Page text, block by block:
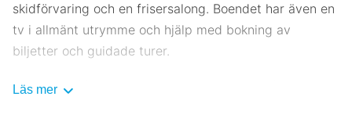
skidförvaring och en frisersalong. Boendet har även en
tv i allmänt utrymme och hjälp med bokning av
biljetter och guidade turer.
Anker Hotel har en restaurang där gästerna kan
Läs mer